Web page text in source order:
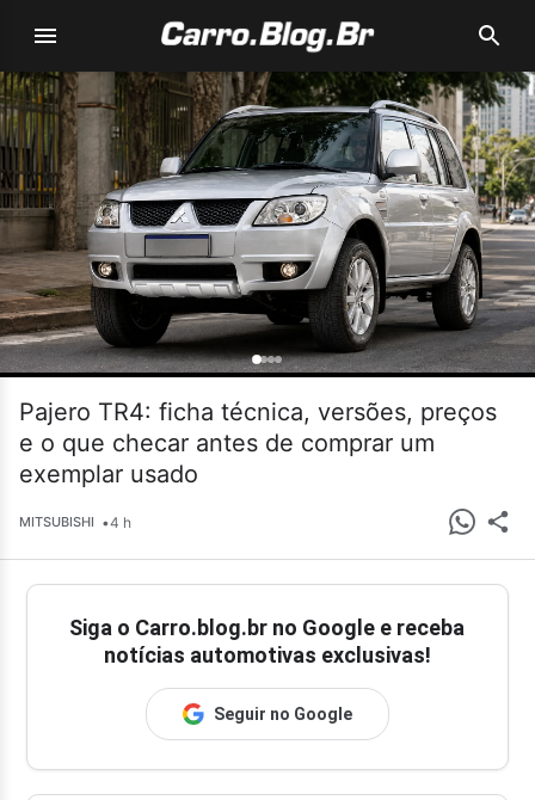
Pajero TR4: ficha técnica, versões, preços
e o que checar antes de comprar um
exemplar usado
MITSUBISHI •4 h
Siga o Carro.blog.br no Google e receba
notícias automotivas exclusivas!
Seguir no Google